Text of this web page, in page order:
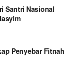
Santri Nasional
Penyebar Fitnah